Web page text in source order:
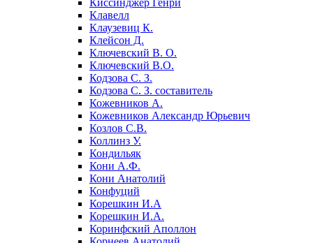
Киссинджер Генри
Клавелл
Клаузевиц К.
Клейсон Д.
Ключевский В. О.
Ключевский В.О.
Кодзова С. З.
Кодзова С. З. составитель
Кожевников А.
Кожевников Александр Юрьевич
Козлов С.В.
Коллинз У.
Кондильяк
Кони А.Ф.
Кони Анатолий
Конфуций
Корешкин И.А
Корешкин И.А.
Коринфский Аполлон